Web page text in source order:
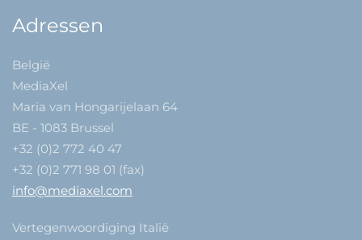
Adressen
België
MediaXel
Maria van Hongarijelaan 64
BE - 1083 Brussel
+32 (0)2 772 40 47
+32 (0)2 771 98 01 (fax)
info@mediaxel.com
Vertegenwoordiging Italië